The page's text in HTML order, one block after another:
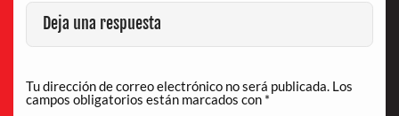
Deja una respuesta
Tu dirección de correo electrónico no será publicada. Los
campos obligatorios están marcados con *